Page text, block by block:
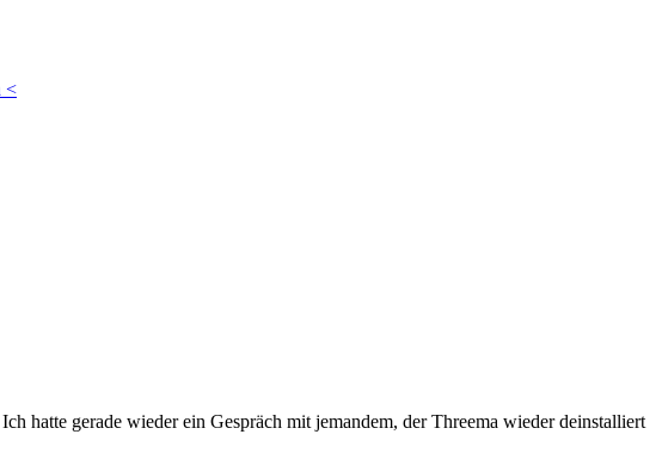
<
hatte gerade wieder ein Gespräch mit jemandem, der Threema wieder deinstalliert